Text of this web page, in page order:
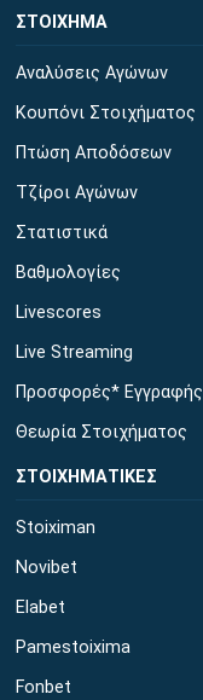
ΣΤΟΙΧΗΜΑ
Αναλύσεις Αγώνων
Κουπόνι Στοιχήματος
Πτώση Αποδόσεων
Τζίροι Αγώνων
Στατιστικά
Βαθμολογίες
Livescores
Live Streaming
Προσφορές* Εγγραφής
Θεωρία Στοιχήματος
ΣΤΟΙΧΗΜΑΤΙΚΕΣ
Stoiximan
Novibet
Elabet
Pamestoixima
Fonbet